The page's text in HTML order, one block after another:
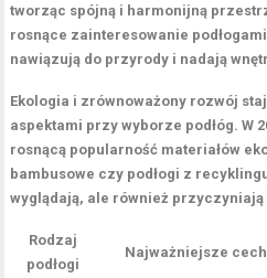
tworząc spójną i harmonijną
rosnące zainteresowanie
nawiązują do przyrody i nadają
Ekologia i zrównoważony rozwój
aspektami przy wyborze podłóg. W
rosnącą popularność materiałów
bambusowe czy podłogi z
wyglądają, ale również
Rodzaj
podłogi
Najważniejsze